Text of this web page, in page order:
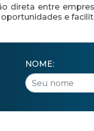
direta entre
e
NOME: